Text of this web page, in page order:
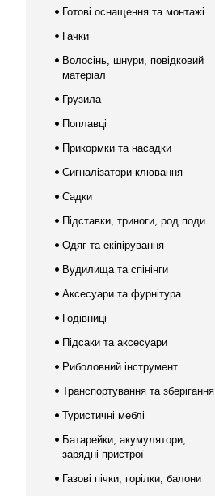
Готові оснащення та монтажі
Гачки
Волосінь, шнури, повідковий
матеріал
Грузила
Поплавці
Прикормки та насадки
Сигналізатори клювання
Садки
Підставки, триноги, род поди
Одяг та екіпірування
Вудилища та спінінги
Аксесуари та фурнітура
Годівниці
Підсаки та аксесуари
Риболовний інструмент
Транспортування та зберігання
Туристичні меблі
Батарейки, акумулятори,
зарядні пристрої
Газові пічки, горілки, балони